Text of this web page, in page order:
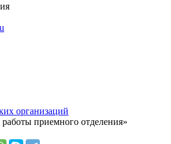
организаций
приемного отделения»